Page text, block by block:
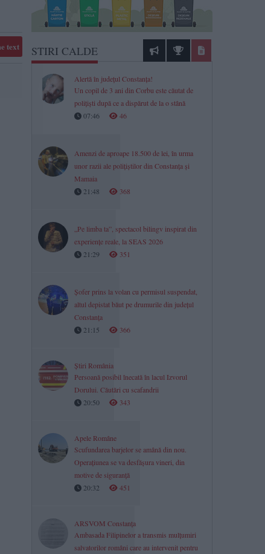
text STIRI CALDE
Alertă în județul Constanța!
Un copil de 3 ani din Corbu este căutat de
polițiști după ce a dispărut de la o stână
07:46
46
Amenzi de aproape 18.500 de lei, în urma
unor razii ale polițiștilor din Constanța și
Mamaia
21:48
368
„Pe limba ta”, spectacol bilingv inspirat din
experiențe reale, la SEAS 2026
21:29
351
Șofer prins la volan cu permisul suspendat,
altul depistat băut pe drumurile din județul
Constanța
21:15
366
Știri România
Persoană posibil înecată în lacul Izvorul
Dorului. Căutări cu scafandrii
20:50
343
Apele Române
Scufundarea barjelor se amână din nou.
Operațiunea se va desfășura vineri, din
motive de siguranță
20:32
451
ARSVOM Constanța
Ambasada Filipinelor a transmis mulțumiri
salvatorilor români care au intervenit pentru